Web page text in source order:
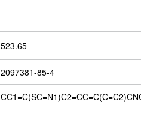
523.65
2097381-85-4